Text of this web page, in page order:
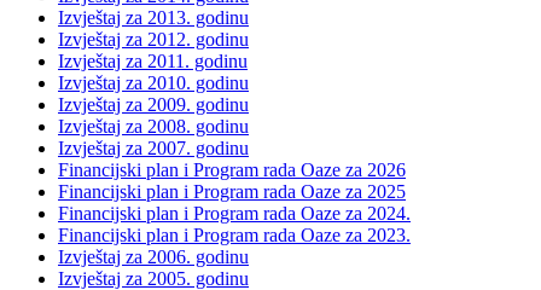
Izvještaj za 2013. godinu
Izvještaj za 2012. godinu
Izvještaj za 2011. godinu
Izvještaj za 2010. godinu
Izvještaj za 2009. godinu
Izvještaj za 2008. godinu
Izvještaj za 2007. godinu
Financijski plan i Program rada Oaze za 2026
Financijski plan i Program rada Oaze za 2025
Financijski plan i Program rada Oaze za 2024.
Financijski plan i Program rada Oaze za 2023.
Izvještaj za 2006. godinu
Izvještaj za 2005. godinu